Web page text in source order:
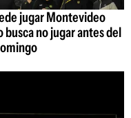
jugar Montevideo
no jugar antes del